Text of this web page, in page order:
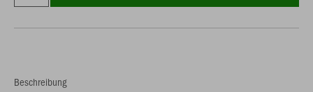
Beschreibung